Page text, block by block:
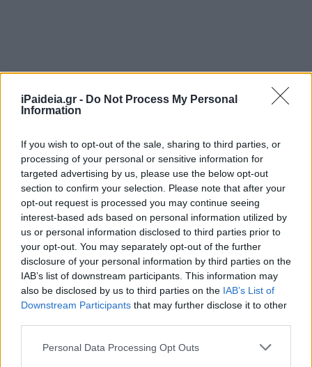
iPaideia.gr - Do Not Process My Personal
Information
If you wish to opt-out of the sale, sharing to third parties, or
processing of your personal or sensitive information for
targeted advertising by us, please use the below opt-out
section to confirm your selection. Please note that after your
opt-out request is processed you may continue seeing
interest-based ads based on personal information utilized by
us or personal information disclosed to third parties prior to
your opt-out. You may separately opt-out of the further
disclosure of your personal information by third parties on the
IAB’s list of downstream participants. This information may
also be disclosed by us to third parties on the IAB’s List of
Downstream Participants that may further disclose it to other
Please note that this website/app uses one or more Google
Personal Data Processing Opt Outs
Ακολουθείστε το iPaideia.gr στο
Tελευταίες Ειδήσεις για την Παιδεία και την